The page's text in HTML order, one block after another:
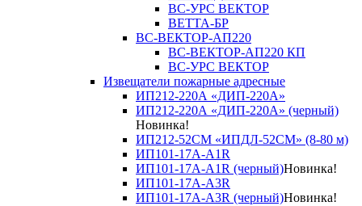
ВС-УРС ВЕКТОР
ВЕТТА-БР
ВС-ВЕКТОР-АП220
ВС-ВЕКТОР-АП220 КП
ВС-УРС ВЕКТОР
Извещатели пожарные адресные
ИП212-220А «ДИП-220А»
ИП212-220А «ДИП-220А» (черный)
Новинка!
ИП212-52СМ «ИПДЛ-52СМ» (8-80 м)
ИП101-17А-A1R
ИП101-17А-A1R (черный)Новинка!
ИП101-17А-A3R
ИП101-17А-A3R (черный)Новинка!